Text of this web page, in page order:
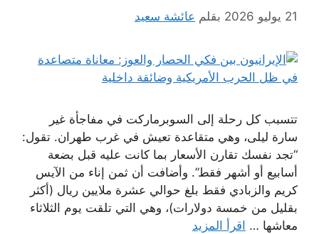
21 يوليو 2026 بقلم عائشة سعيد
تتسبب كل رحلة إلى السوبرماركت في مفاجأة غير
سارة ليلى، وهي متقاعدة تعيش في غرب طهران. تقول:
“تجد نفسك تقارن الأسعار بما كانت عليه قبل بضعة
أسابيع أو أشهر فقط”. وأضافت أن ثمن إناء من الآيس
كريم والزبادي فقط بلغ حوالي عشرة ملايين ريال (أكثر
بقليل من خمسة دولارات)، وهي التي تلقت يوم الثلاثاء
معاشها … اقرأ المزيد